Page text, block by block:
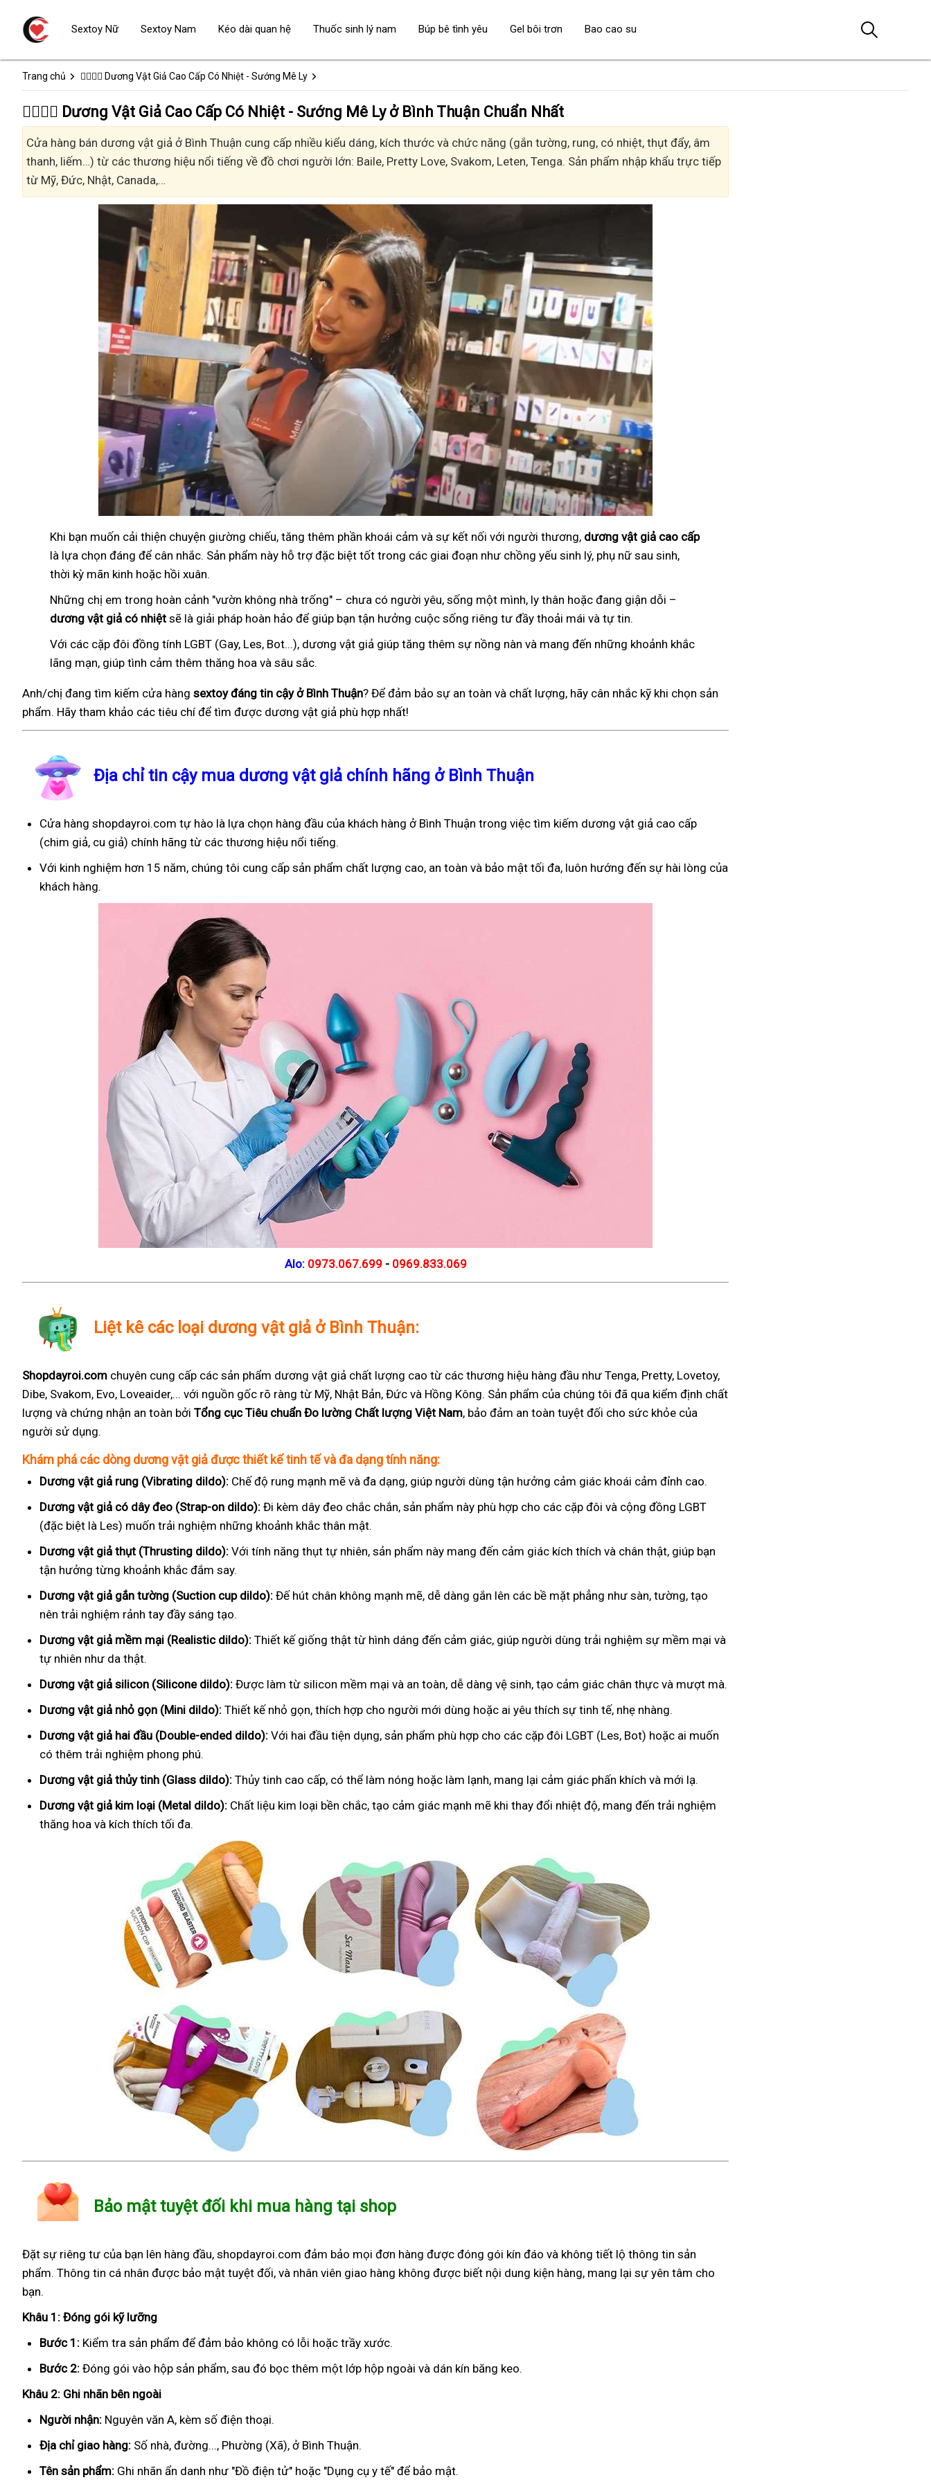
Trang chủ 👩‍❤️‍💋‍👨 Dương Vật Giả Cao Cấp Có Nhiệt - Sướng Mê Ly
👩‍❤️‍💋‍👨 Dương Vật Giả Cao Cấp Có Nhiệt - Sướng Mê Ly ở Bình Thuận Chuẩn Nhất
Cửa hàng bán dương vật giả ở Bình Thuận cung cấp nhiều kiểu dáng, kích thước và chức năng (gắn tường, rung, có nhiệt, thụt đẩy, âm
thanh, liếm…) từ các thương hiệu nổi tiếng về đồ chơi người lớn: Baile, Pretty Love, Svakom, Leten, Tenga. Sản phẩm nhập khẩu trực tiếp
từ Mỹ, Đức, Nhật, Canada,…
Khi bạn muốn cải thiện chuyện giường chiếu, tăng thêm phần khoái cảm và sự kết nối với người thương, dương vật giả cao cấp
là lựa chọn đáng để cân nhắc. Sản phẩm này hỗ trợ đặc biệt tốt trong các giai đoạn như chồng yếu sinh lý, phụ nữ sau sinh,
thời kỳ mãn kinh hoặc hồi xuân.
Những chị em trong hoàn cảnh "vườn không nhà trống" – chưa có người yêu, sống một mình, ly thân hoặc đang giận dỗi –
dương vật giả có nhiệt sẽ là giải pháp hoàn hảo để giúp bạn tận hưởng cuộc sống riêng tư đầy thoải mái và tự tin.
Với các cặp đôi đồng tính LGBT (Gay, Les, Bot...), dương vật giả giúp tăng thêm sự nồng nàn và mang đến những khoảnh khắc
lãng mạn, giúp tình cảm thêm thăng hoa và sâu sắc.
Anh/chị đang tìm kiếm cửa hàng sextoy đáng tin cậy ở Bình Thuận? Để đảm bảo sự an toàn và chất lượng, hãy cân nhắc kỹ khi chọn sản
phẩm. Hãy tham khảo các tiêu chí để tìm được dương vật giả phù hợp nhất!
Địa chỉ tin cậy mua dương vật giả chính hãng ở Bình Thuận
Cửa hàng shopdayroi.com tự hào là lựa chọn hàng đầu của khách hàng ở Bình Thuận trong việc tìm kiếm dương vật giả cao cấp
(chim giả, cu giả) chính hãng từ các thương hiệu nổi tiếng.
Với kinh nghiệm hơn 15 năm, chúng tôi cung cấp sản phẩm chất lượng cao, an toàn và bảo mật tối đa, luôn hướng đến sự hài lòng của
khách hàng.
Alo: 0973.067.699 - 0969.833.069
Liệt kê các loại dương vật giả ở Bình Thuận:
Shopdayroi.com chuyên cung cấp các sản phẩm dương vật giả chất lượng cao từ các thương hiệu hàng đầu như Tenga, Pretty, Lovetoy,
Dibe, Svakom, Evo, Loveaider,... với nguồn gốc rõ ràng từ Mỹ, Nhật Bản, Đức và Hồng Kông. Sản phẩm của chúng tôi đã qua kiểm định chất
lượng và chứng nhận an toàn bởi Tổng cục Tiêu chuẩn Đo lường Chất lượng Việt Nam, bảo đảm an toàn tuyệt đối cho sức khỏe của
người sử dụng.
Khám phá các dòng dương vật giả được thiết kế tinh tế và đa dạng tính năng:
Dương vật giả rung (Vibrating dildo): Chế độ rung mạnh mẽ và đa dạng, giúp người dùng tận hưởng cảm giác khoái cảm đỉnh cao.
Dương vật giả có dây đeo (Strap-on dildo): Đi kèm dây đeo chắc chắn, sản phẩm này phù hợp cho các cặp đôi và cộng đồng LGBT
(đặc biệt là Les) muốn trải nghiệm những khoảnh khắc thân mật.
Dương vật giả thụt (Thrusting dildo): Với tính năng thụt tự nhiên, sản phẩm này mang đến cảm giác kích thích và chân thật, giúp bạn
tận hưởng từng khoảnh khắc đắm say.
Dương vật giả gắn tường (Suction cup dildo): Đế hút chân không mạnh mẽ, dễ dàng gắn lên các bề mặt phẳng như sàn, tường, tạo
nên trải nghiệm rảnh tay đầy sáng tạo.
Dương vật giả mềm mại (Realistic dildo): Thiết kế giống thật từ hình dáng đến cảm giác, giúp người dùng trải nghiệm sự mềm mại và
tự nhiên như da thật.
Dương vật giả silicon (Silicone dildo): Được làm từ silicon mềm mại và an toàn, dễ dàng vệ sinh, tạo cảm giác chân thực và mượt mà.
Dương vật giả nhỏ gọn (Mini dildo): Thiết kế nhỏ gọn, thích hợp cho người mới dùng hoặc ai yêu thích sự tinh tế, nhẹ nhàng.
Dương vật giả hai đầu (Double-ended dildo): Với hai đầu tiện dụng, sản phẩm phù hợp cho các cặp đôi LGBT (Les, Bot) hoặc ai muốn
có thêm trải nghiệm phong phú.
Dương vật giả thủy tinh (Glass dildo): Thủy tinh cao cấp, có thể làm nóng hoặc làm lạnh, mang lại cảm giác phấn khích và mới lạ.
Dương vật giả kim loại (Metal dildo): Chất liệu kim loại bền chắc, tạo cảm giác mạnh mẽ khi thay đổi nhiệt độ, mang đến trải nghiệm
thăng hoa và kích thích tối đa.
Bảo mật tuyệt đối khi mua hàng tại shop
Đặt sự riêng tư của bạn lên hàng đầu, shopdayroi.com đảm bảo mọi đơn hàng được đóng gói kín đáo và không tiết lộ thông tin sản
phẩm. Thông tin cá nhân được bảo mật tuyệt đối, và nhân viên giao hàng không được biết nội dung kiện hàng, mang lại sự yên tâm cho
bạn.
Khâu 1: Đóng gói kỹ lưỡng
Bước 1: Kiểm tra sản phẩm để đảm bảo không có lỗi hoặc trầy xước.
Bước 2: Đóng gói vào hộp sản phẩm, sau đó bọc thêm một lớp hộp ngoài và dán kín băng keo.
Khâu 2: Ghi nhãn bên ngoài
Người nhận: Nguyên văn A, kèm số điện thoại.
Địa chỉ giao hàng: Số nhà, đường..., Phường (Xã), ở Bình Thuận.
Tên sản phẩm: Ghi nhãn ẩn danh như "Đồ điện tử" hoặc "Dụng cụ y tế" để bảo mật.
Sextoy Nữ Sextoy Nam Kéo dài quan hệ Thuốc sinh lý nam Búp bê tình yêu Gel bôi trơn Bao cao su